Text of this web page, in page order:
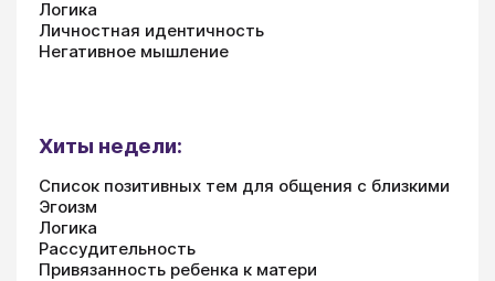
Логика
Личностная идентичность
Негативное мышление
Хиты недели:
Список позитивных тем для общения с близкими
Эгоизм
Логика
Рассудительность
Привязанность ребенка к матери